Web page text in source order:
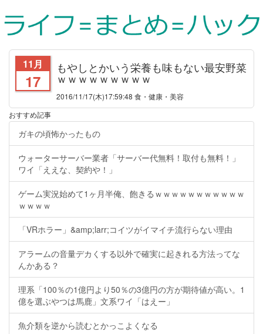
11月
17
もやしとかいう栄養も味もない最安野菜
ｗｗｗｗｗｗｗｗｗ
2016/11/17(木)17:59:48 食・健康・美容
おすすめ記事
ガキの頃怖かったもの
ウォーターサーバー業者「サーバー代無料！取付も無料！」
ワイ「ええな、契約や！」
ゲーム実況始めて1ヶ月半俺、飽きるｗｗｗｗｗｗｗｗｗｗｗ
ｗｗｗｗ
「VRホラー」&amp;larr;コイツがイマイチ流行らない理由
アラームの音量デカくする以外で確実に起きれる方法ってな
んかある？
理系「100％の1億円より50％の3億円の方が期待値が高い。1
億を選ぶやつは馬鹿」文系ワイ「はえー」
魚介類を逆から読むとかっこよくなる